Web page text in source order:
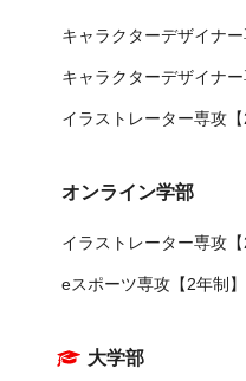
キャラクターデザイナー
キャラクターデザイナー
イラストレーター専攻【
オンライン学部
イラストレーター専攻【
eスポーツ専攻【2年制】
大学部